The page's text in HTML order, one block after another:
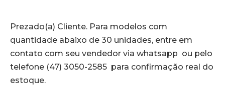
Prezado(a) Cliente. Para modelos com
quantidade abaixo de 30 unidades, entre em
contato com seu vendedor via whatsapp ou pelo
telefone (47) 3050-2585 para confirmação real do
estoque.